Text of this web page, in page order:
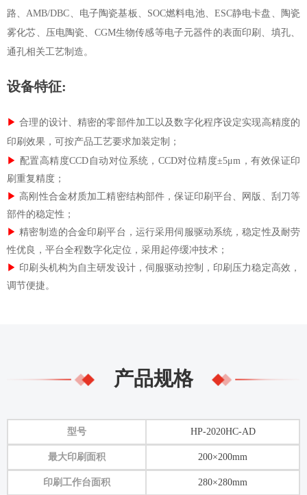
路、AMB/DBC、电子陶瓷基板、SOC燃料电池、ESC静电卡盘、陶瓷
雾化芯、压电陶瓷、CGM生物传感等电子元器件的表面印刷、填孔、
通孔相关工艺制造。
设备特征:
▶ 合理的设计、精密的零部件加工以及数字化程序设定实现高精度的
印刷效果，可按产品工艺要求加装定制；
▶ 配置高精度CCD自动对位系统，CCD对位精度±5μm，有效保证印
刷重复精度；
▶ 高刚性合金材质加工精密结构部件，保证印刷平台、网版、刮刀等
部件的稳定性；
▶精密制造的合金印刷平台，运行采用伺服驱动系统，稳定性及耐劳
性优良，平台全程数字化定位 ，采用 起停缓冲技术；
▶ 印刷头机构为自主研发设计，伺服驱动控制，印刷压力稳定高效，
调节便捷。
产品规格
型号 HP-2020HC-AD
最大印刷面积 200×200mm
印刷工作台面积 280×280mm